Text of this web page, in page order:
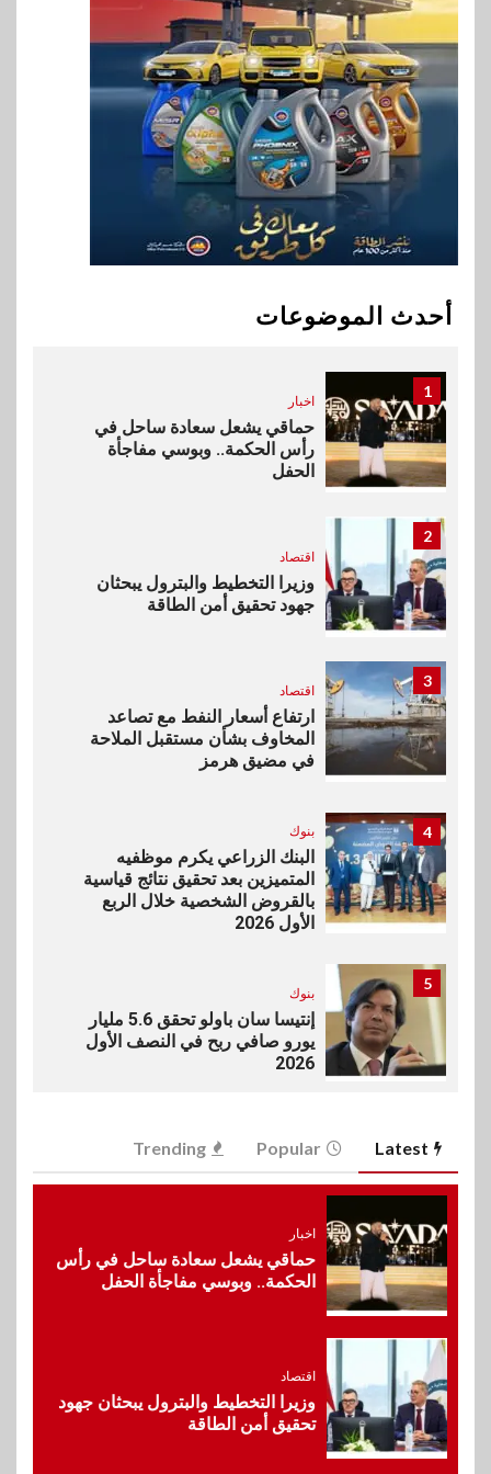
أحدث الموضوعات
للنمو والتوسع
9 اخبار
فيكسد مصر و”حلول” تتشاركان
في تطوير أول منصة للسياحة
الصحية في مصر والشرق الأوسط
وأفريقيا Tour4Cure
سوق وصلة
جهازًا مثاليًا للشباب
1
اخبار
حماقي يشعل سعادة ساحل في
رأس الحكمة.. وبوسي مفاجأة
الحفل
2
اقتصاد
وزيرا التخطيط والبترول يبحثان
جهود تحقيق أمن الطاقة
3
اقتصاد
ارتفاع أسعار النفط مع تصاعد
المخاوف بشأن مستقبل الملاحة
في مضيق هرمز
4 بنوك
البنك الزراعي يكرم موظفيه
المتميزين بعد تحقيق نتائج قياسية
بالقروض الشخصية خلال الربع
الأول 2026
5
بنوك
إنتيسا سان باولو تحقق 5.6 مليار
يورو صافي ربح في النصف الأول
2026
غرفة القاهرة تنظم ندوة إلكترونية
لدعم الصادرات وتحقيق
7
بنوك
8
بنوك
Latest
Popular
Trending
اخبار
حماقي يشعل سعادة ساحل في رأس
الحكمة.. وبوسي مفاجأة الحفل
اقتصاد
وزيرا التخطيط والبترول يبحثان جهود
تحقيق أمن الطاقة